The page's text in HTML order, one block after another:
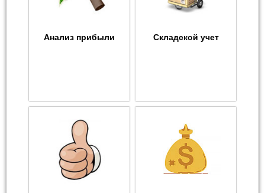
Анализ прибыли Складской учет